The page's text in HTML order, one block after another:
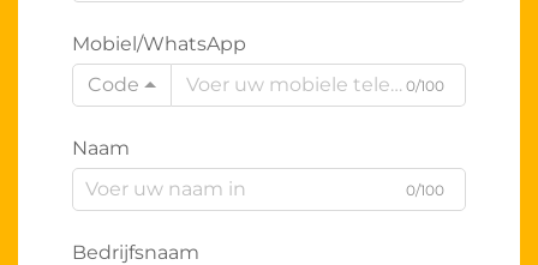
Mobiel/WhatsApp
Code
0/100
Naam
0/100
Bedrijfsnaam